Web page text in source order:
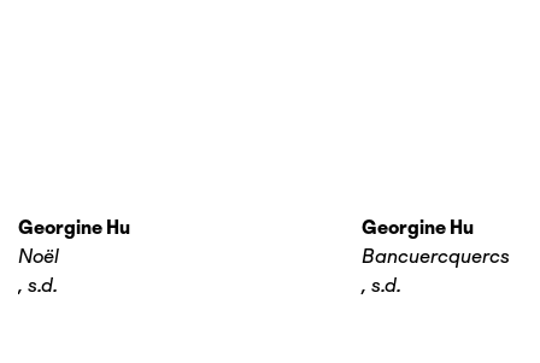
Georgine Hu
Noël
, s.d.
Georgine Hu
Bancuercquercs
, s.d.